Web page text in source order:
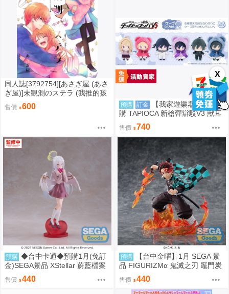
X
同人誌[3792754][あさぎ屋 (あさ
ぎ屋)]未観測のステラ (我推的孩
售價 600 預購 訂金
【我家遊樂器】12月預
購 TAPIOCA 新槍彈辯駁V3 獸耳
斗篷布偶 3款可選
售價 740
預購 ◆台中卡通◆預購1月(免訂
金)SEGA景品 XStellar 蔚藍檔案
白洲梓 Happy Valentine
售價 440
預購
【台中金曜】1月 SEGA 景
品 FIGURIZMα 鬼滅之刃 竈門炭
治郎 通透世界 0901
售價 440